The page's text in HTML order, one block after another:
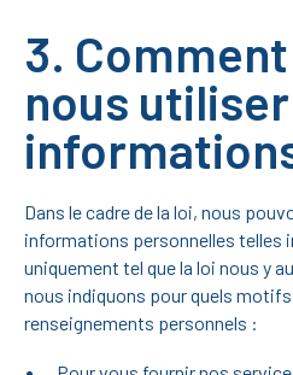
3.
nous
Dans le cadre de la loi, nous
informations personnelles telles
uniquement tel que la loi nous y
nous indiquons pour quels
renseignements personnels :